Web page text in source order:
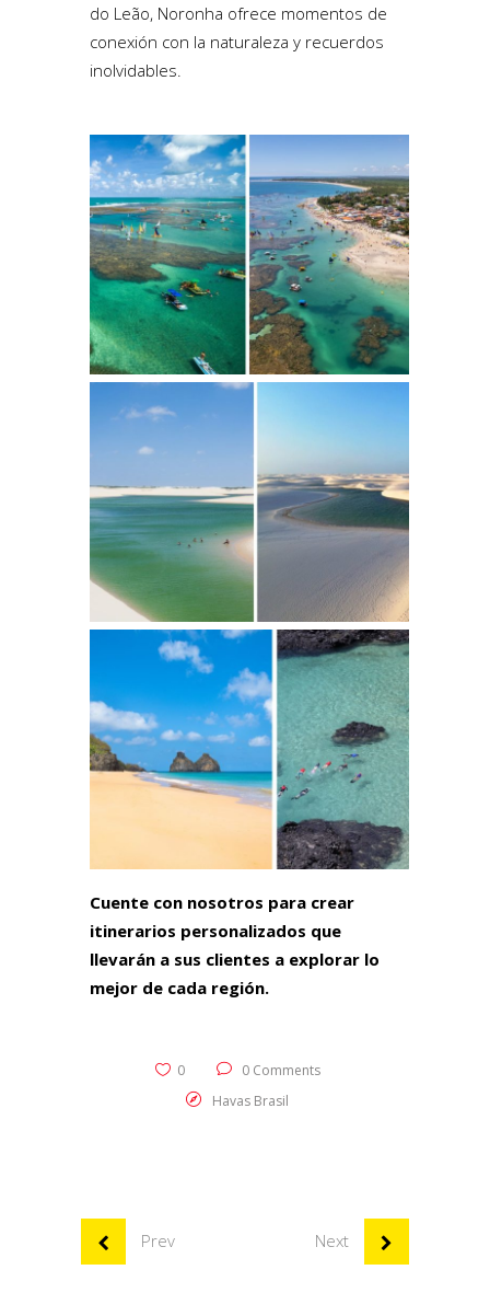
do Leão, Noronha ofrece momentos de
conexión con la naturaleza y recuerdos
inolvidables.
Cuente con nosotros para crear
itinerarios personalizados que
llevarán a sus clientes a explorar lo
mejor de cada región.
0
0 Comments
Havas Brasil
Prev Next